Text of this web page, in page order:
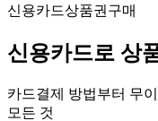
신용카드상품권구매
신용카드로 상
카드결제 방법부터 무
모든 것